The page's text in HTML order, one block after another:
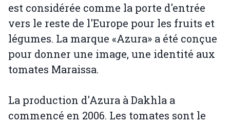
est considérée comme la porte d'entrée
vers le reste de l'Europe pour les fruits et
légumes. La marque «Azura» a été conçue
pour donner une image, une identité aux
tomates Maraissa.
La production d'Azura à Dakhla a
commencé en 2006. Les tomates sont le